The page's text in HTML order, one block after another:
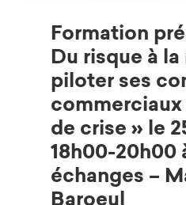
Formation
Du risque à
piloter ses
de crise » le
18h00-20h00
échanges –
Baroeul